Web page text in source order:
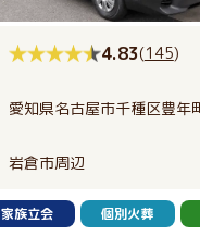
4.83(145)
愛知県名古屋市千種区豊年
岩倉市周辺
家族立会 個別火葬